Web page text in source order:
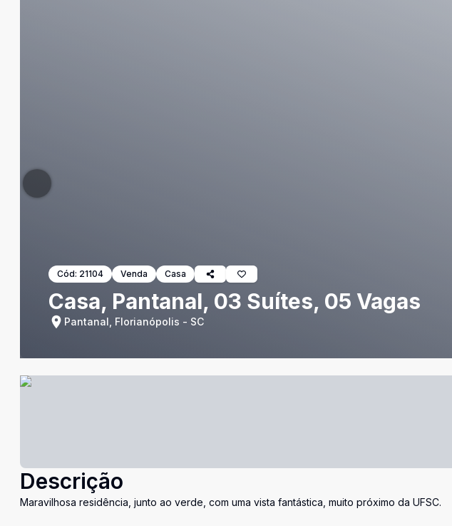
Cód: 21104 Venda Casa
Casa, Pantanal, 03 Suítes, 05 Vagas
Pantanal, Florianópolis - SC
Descrição
Maravilhosa residência, junto ao verde, com uma vista fantástica, muito próximo da UFSC.